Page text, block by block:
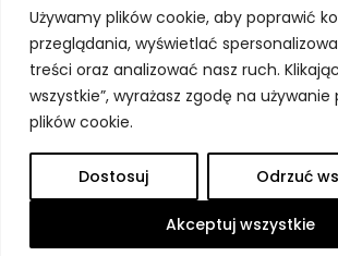
Używamy plików cookie, aby poprawić
przeglądania, wyświetlać
treści oraz analizować nasz ruch.
wszystkie”, wyrażasz zgodę na używanie
plików cookie.
Dostosuj Odrzuć
Akceptuj wszystkie
Praktyczna wiedza
Do pobrania
Kontakt
Polityka prywatności
Wszystkie prawa zastrzeżone ⓒ
Platforma utworzona przez